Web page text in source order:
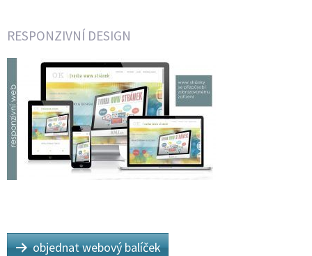
RESPONZIVNÍ DESIGN
objednat webový balíček